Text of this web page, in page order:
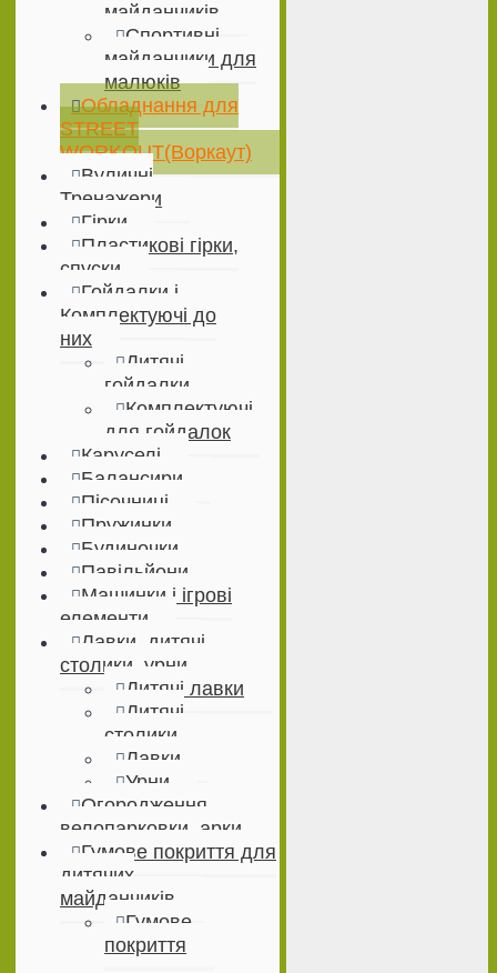
майданчиків
Спортивні
майданчики для
малюків
Обладнання для
STREET
WORKOUT(Воркаут)
Вуличні
Тренажери
Гірки
Пластикові гірки,
спуски
Гойдалки і
Комплектуючі до
них
Дитячі
гойдалки
Комплектуючі
для гойдалок
Каруселі
Балансири
Пісочниці
Пружинки
Будиночки
Павільйони
Машинки і ігрові
елементи
Лавки, дитячі
столики, урни
Дитячі лавки
Дитячі
столики
Лавки
Урни
Огородження,
велопарковки, арки
Гумове покриття для
дитячих
майданчиків
Гумове
покриття